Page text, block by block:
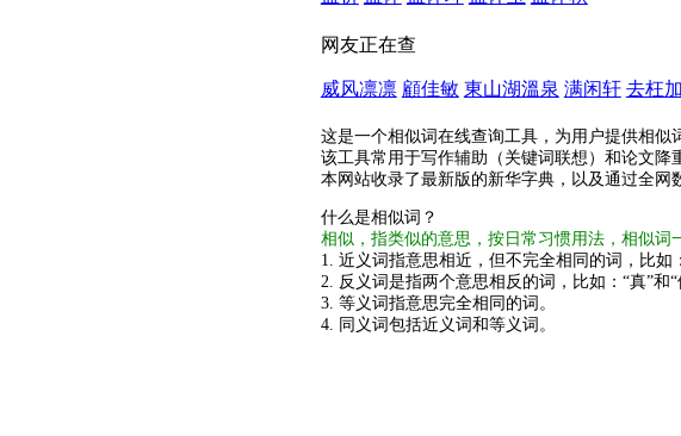
网友正在查
威风凛凛 顧佳敏 東山湖溫泉 满闲轩 去枉加
这是一个相似词在线查询工具，为用户提供相似
该工具常用于写作辅助（关键词联想）和论文降
本网站收录了最新版的新华字典，以及通过全网
什么是相似词？
相似，指类似的意思，按日常习惯用法，相似词
1. 近义词指意思相近，但不完全相同的词，比如
2. 反义词是指两个意思相反的词，比如：“真”和“
3. 等义词指意思完全相同的词。
4. 同义词包括近义词和等义词。